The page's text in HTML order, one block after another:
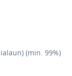
(min. 99%)